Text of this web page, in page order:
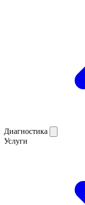
Диагностика
Услуги